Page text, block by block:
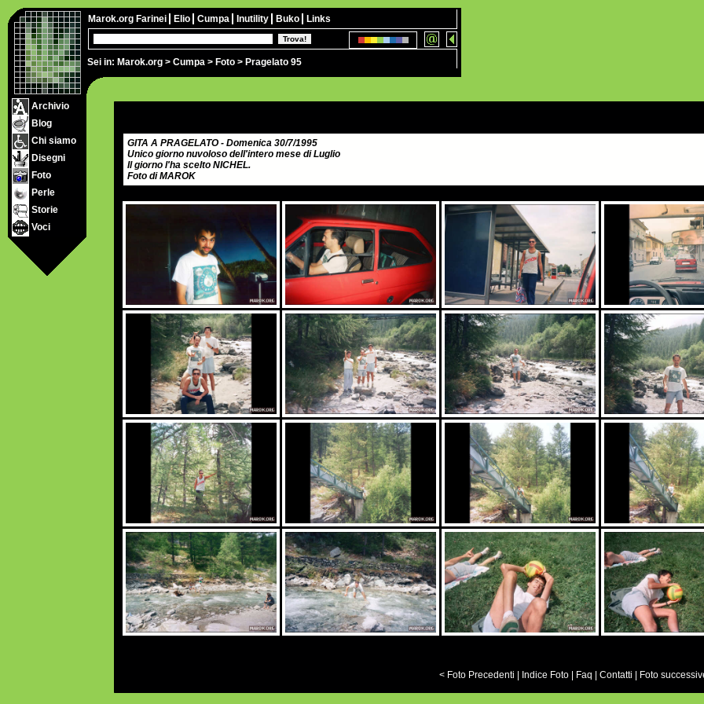
Sei in: Marok.org > Cumpa > Foto > Pragelato 95
Marok.org Farinei Elio Cumpa Inutility Buko Links
Archivio
Blog
Chi siamo
Disegni
Foto
Perle
Storie
Voci
GITA A PRAGELATO - Domenica 30/7/1995
Unico giorno nuvoloso dell'intero mese di Luglio
Il giorno l'ha scelto NICHEL.
Foto di MAROK
< Foto Precedenti Indice Foto| Faq Contatti Foto